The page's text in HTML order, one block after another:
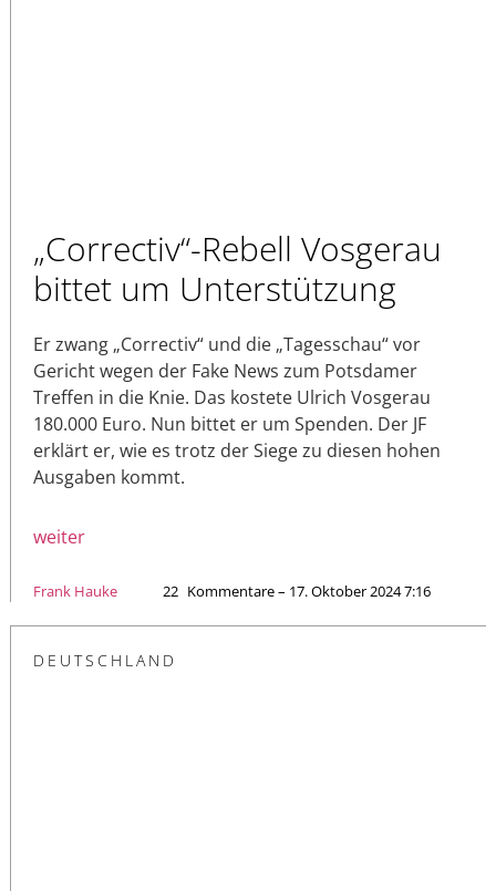
„Correctiv“-Rebell Vosgerau
bittet um Unterstützung
Er zwang „Correctiv“ und die „Tagesschau“ vor
Gericht wegen der Fake News zum Potsdamer
Treffen in die Knie. Das kostete Ulrich Vosgerau
180.000 Euro. Nun bittet er um Spenden. Der JF
erklärt er, wie es trotz der Siege zu diesen hohen
Ausgaben kommt.
weiter
Frank Hauke 22 Kommentare – 17. Oktober 2024 7:16
DEUTSCHLAND